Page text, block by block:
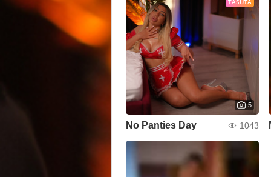
TASUTA
5
No Panties Day 1043